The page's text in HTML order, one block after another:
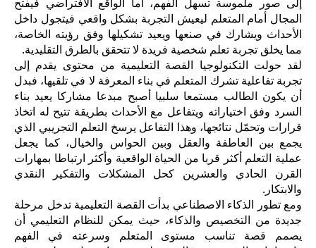
المجال أمام المتعلم ليعيش التجربة بشكل واقعي فيتجول داخل
الأحداث ويشارك في صنعها ويعيد تشكيلها وفق رؤيته الخاصة،
مما يخلق تجربة تعلم شخصية فريدة لا تتحقق بالطرق التقليدية.
لقد حولت التكنولوجيا القصة التعليمية من محتوى يقدم إلى
تجربة تفاعلية تشرك المتعلم في بناء المعرفة لا في تلقيها، فبدل
أن يكون الطالب مستمعا سلبيا أصبح مبدعا مشاركا يعيد بناء
السرد وفق اختياراته ويتفاعل مع الأحداث بطريقة تتيح له اتخاذ
قرارات وتحمّل نتائجها، وهذا التفاعل يرسخ التعلم التجريبي الذي
يجمع بين العاطفة والعقل وبين الحواس والخيال، كما يجعل
عملية التعلم أكثر قربا من الحياة الواقعية وأكثر ارتباطا بمهارات
القرن الحادي والعشرين كحل المشكلات والتفكير النقدي
والابتكار.
ومع تطور الذكاء الاصطناعي بدأت القصة التعليمية تدخل مرحلة
جديدة من التخصيص والذكاء، حيث يمكن للنظام التعليمي أن
يصمم قصة تناسب مستوى المتعلم وسرعته في الفهم